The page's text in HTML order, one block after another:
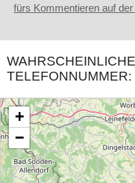
fürs Kommentieren auf
TELEFONNUMMER: